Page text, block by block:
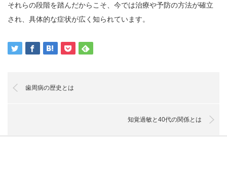
それらの段階を踏んだからこそ、今では治療や予防の方法が確立
され、具体的な症状が広く知られています。
歯周病の歴史とは
知覚過敏と40代の関係とは